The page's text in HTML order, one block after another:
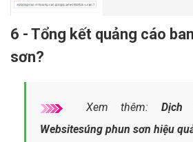
6 - Tổng kết quảng cáo
sơn?
Xem thêm:
Websitesúng phun sơn hiệu